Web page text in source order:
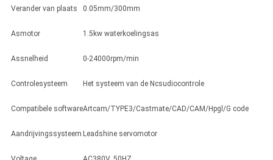
Verander van plaats 0.05mm/300mm
Asmotor 1.5kw waterkoelingsas
Assnelheid 0-24000rpm/min
Controlesysteem Het systeem van de Ncsudiocontrole
Compatibele softwareArtcam/TYPE3/Castmate/CAD/CAM/Hpgl/G code
Aandrijvingssysteem Leadshine servomotor